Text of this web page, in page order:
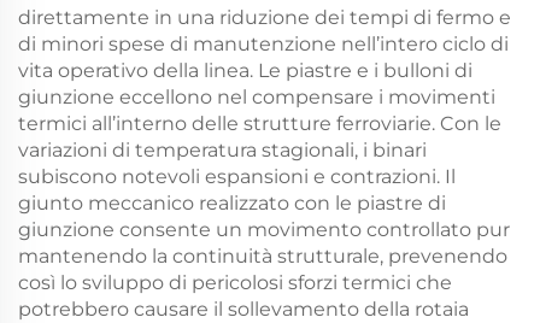
direttamente in una riduzione dei tempi di fermo e
di minori spese di manutenzione nell’intero ciclo di
vita operativo della linea. Le piastre e i bulloni di
giunzione eccellono nel compensare i movimenti
termici all’interno delle strutture ferroviarie. Con le
variazioni di temperatura stagionali, i binari
subiscono notevoli espansioni e contrazioni. Il
giunto meccanico realizzato con le piastre di
giunzione consente un movimento controllato pur
mantenendo la continuità strutturale, prevenendo
così lo sviluppo di pericolosi sforzi termici che
potrebbero causare il sollevamento della rotaia